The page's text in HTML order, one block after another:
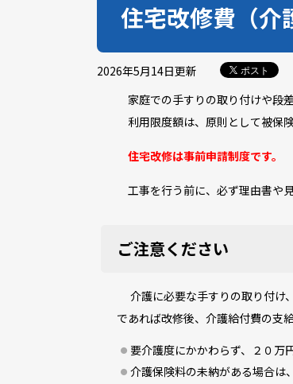
住宅改修費（介
2026年5月14日更新 ポスト
家庭での手すりの取り付けや段
利用限度額は、原則として被保
住宅改修は事前申請制度です。
工事を行う前に、必ず理由書や
ご注意ください
介護に必要な手すりの取り付け
であれば改修後、介護給付費の支
要介護度にかかわらず、２０万
介護保険料の未納がある場合は